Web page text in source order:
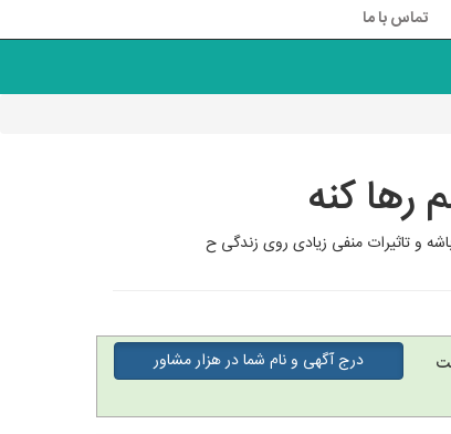
تماس با ما
کنه
و تاثیرات منفی زیادی روی زندگی ح
درج آگهی و نام شما در هزار مشاور